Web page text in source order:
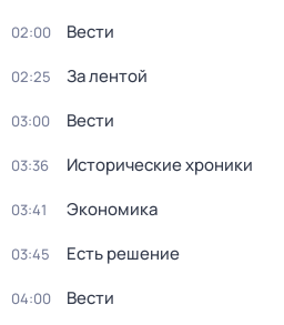
02:00 Вести
02:25 За лентой
03:00 Вести
03:36 Исторические хроники
03:41 Экономика
03:45 Есть решение
04:00 Вести